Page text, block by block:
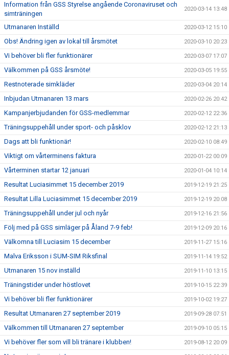
Information från GSS Styrelse angående Coronaviruset och
simträningen
2020-03-14 13:48
Utmanaren Inställd 2020-03-12 15:10
Obs! Ändring igen av lokal till årsmötet 2020-03-10 20:23
Vi behöver bli fler funktionärer 2020-03-07 17:07
Välkommen på GSS årsmöte! 2020-03-05 19:55
Restnoterade simkläder 2020-03-04 20:14
Inbjudan Utmanaren 13 mars 2020-02-26 20:42
Kampanjerbjudanden för GSS-medlemmar 2020-02-12 22:36
Träningsuppehåll under sport- och påsklov 2020-02-12 21:13
Dags att bli funktionär! 2020-02-10 08:49
Viktigt om vårterminens faktura 2020-01-22 00:09
Vårterminen startar 12 januari 2020-01-04 10:14
Resultat Luciasimmet 15 december 2019 2019-12-19 21:25
Resultat Lilla Luciasimmet 15 december 2019 2019-12-19 20:08
Träningsuppehåll under jul och nyår 2019-12-16 21:56
Följ med på GSS simläger på Åland 7-9 feb! 2019-12-09 20:16
Välkomna till Luciasim 15 december 2019-11-27 15:16
Malva Eriksson i SUM-SIM Riksfinal 2019-11-14 19:52
Utmanaren 15 nov inställd 2019-11-10 13:15
Träningstider under höstlovet 2019-10-15 22:39
Vi behöver bli fler funktionärer 2019-10-02 19:27
Resultat Utmanaren 27 september 2019 2019-09-28 07:51
Välkommen till Utmanaren 27 september 2019-09-10 05:15
Vi behöver fler som vill bli tränare i klubben! 2019-08-12 20:09